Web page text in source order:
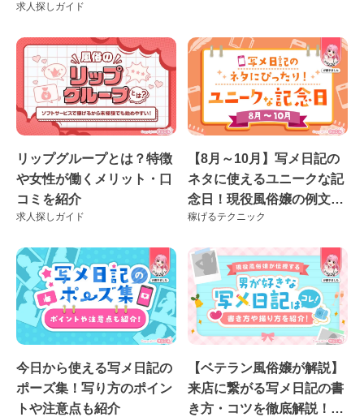
求人探しガイド
リップグループとは？特徴
や女性が働くメリット・口
コミを紹介
求人探しガイド
【8月～10月】写メ日記の
ネタに使えるユニークな記
念日！現役風俗嬢の例文付
き♪
稼げるテクニック
今日から使える写メ日記の
ポーズ集！写り方のポイン
トや注意点も紹介
【ベテラン風俗嬢が解説】
来店に繋がる写メ日記の書
き方・コツを徹底解説！良